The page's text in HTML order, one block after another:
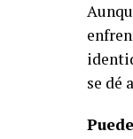
se dé